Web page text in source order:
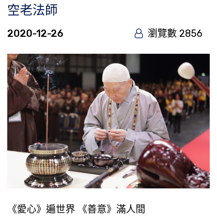
空老法師
2020-12-26 瀏覽數 2856
《愛心》遍世界 《善意》滿人間